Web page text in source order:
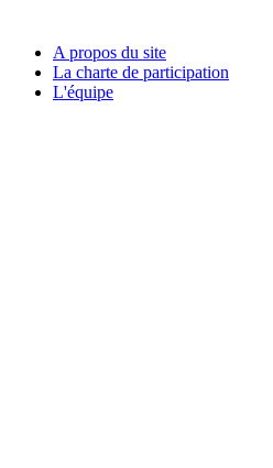
A propos du site
La charte de participation
L'équipe